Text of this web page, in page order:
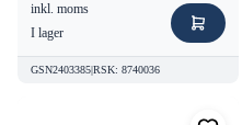
inkl. moms
I lager
GSN2403385|RSK: 8740036